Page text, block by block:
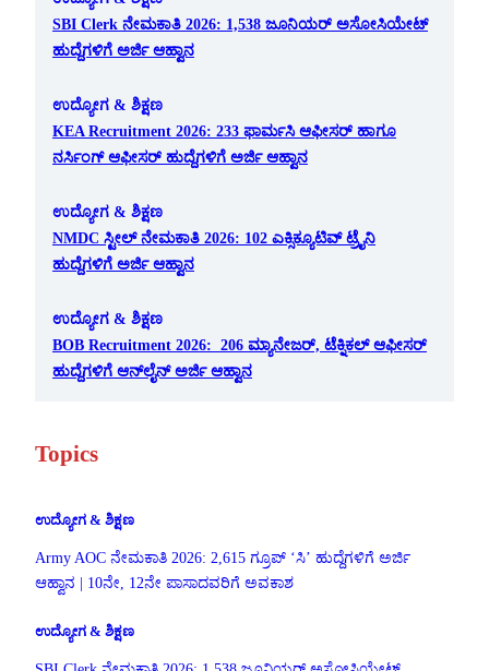
SBI Clerk ನೇಮಕಾತಿ 2026: 1,538 ಜೂನಿಯರ್ ಅಸೋಸಿಯೇಟ್
ಹುದ್ದೆಗಳಿಗೆ ಅರ್ಜಿ ಆಹ್ವಾನ
ಉದ್ಯೋಗ & ಶಿಕ್ಷಣ
KEA Recruitment 2026: 233 ಫಾರ್ಮಸಿ ಆಫೀಸರ್ ಹಾಗೂ
ನರ್ಸಿಂಗ್ ಆಫೀಸರ್ ಹುದ್ದೆಗಳಿಗೆ ಅರ್ಜಿ ಆಹ್ವಾನ
ಉದ್ಯೋಗ & ಶಿಕ್ಷಣ
NMDC ಸ್ಟೀಲ್ ನೇಮಕಾತಿ 2026: 102 ಎಕ್ಸಿಕ್ಯೂಟಿವ್ ಟ್ರೈನಿ
ಹುದ್ದೆಗಳಿಗೆ ಅರ್ಜಿ ಆಹ್ವಾನ
ಉದ್ಯೋಗ & ಶಿಕ್ಷಣ
BOB Recruitment 2026: 206 ಮ್ಯಾನೇಜರ್, ಟೆಕ್ನಿಕಲ್ ಆಫೀಸರ್
ಹುದ್ದೆಗಳಿಗೆ ಆನ್‌ಲೈನ್ ಅರ್ಜಿ ಆಹ್ವಾನ
Topics
ಉದ್ಯೋಗ & ಶಿಕ್ಷಣ
Army AOC ನೇಮಕಾತಿ 2026: 2,615 ಗ್ರೂಪ್ ‘ಸಿ’ ಹುದ್ದೆಗಳಿಗೆ ಅರ್ಜಿ
ಆಹ್ವಾನ | 10ನೇ, 12ನೇ ಪಾಸಾದವರಿಗೆ ಅವಕಾಶ
ಉದ್ಯೋಗ & ಶಿಕ್ಷಣ